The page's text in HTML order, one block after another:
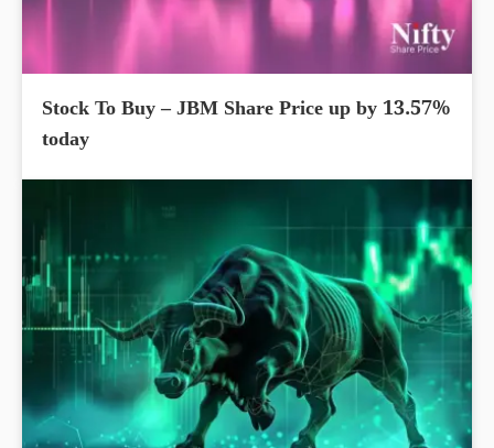
Stock To Buy – JBM Share Price up by 13.57%
today